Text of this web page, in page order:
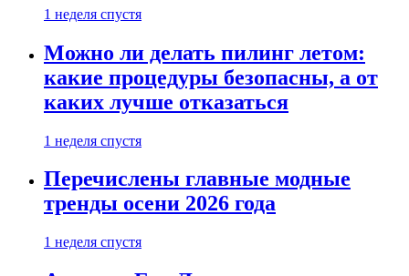
1 неделя спустя
Можно ли делать пилинг летом:
какие процедуры безопасны, а от
каких лучше отказаться
1 неделя спустя
Перечислены главные модные
тренды осени 2026 года
1 неделя спустя